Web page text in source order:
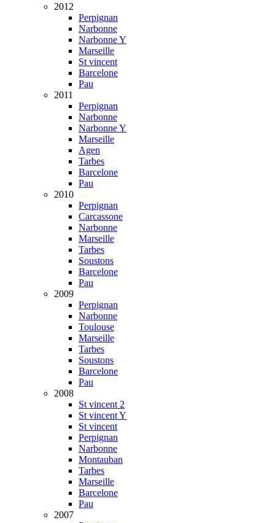
2012
Perpignan
Narbonne
Narbonne Y
Marseille
St vincent
Barcelone
Pau
2011
Perpignan
Narbonne
Narbonne Y
Marseille
Agen
Tarbes
Barcelone
Pau
2010
Perpignan
Carcassone
Narbonne
Marseille
Tarbes
Soustons
Barcelone
Pau
2009
Perpignan
Narbonne
Toulouse
Marseille
Tarbes
Soustons
Barcelone
Pau
2008
St vincent 2
St vincent Y
St vincent
Perpignan
Narbonne
Montauban
Tarbes
Marseille
Barcelone
Pau
2007